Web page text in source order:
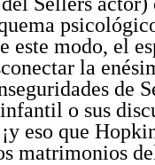
este modo, el
la
de
o sus
eso que
matrimonios